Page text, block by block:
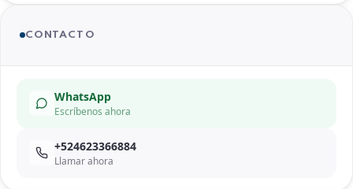
CONTACTO
WhatsApp
Escríbenos ahora
+524623366884
Llamar ahora